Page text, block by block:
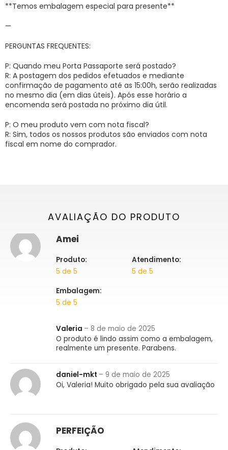
**Temos embalagem especial para presente**
—
PERGUNTAS FREQUENTES:
P: Quando meu Porta Passaporte será postado?
R: A postagem dos pedidos efetuados e mediante
confirmação de pagamento até as 15:00h, serão realizadas
no mesmo dia (em dias úteis). Após esse horário a
encomenda será postada no próximo dia útil.
P: O meu produto vem com nota fiscal?
R: Sim, todos os nossos produtos são enviados com nota
fiscal em nome do comprador.
AVALIAÇÃO DO PRODUTO
Amei
Produto:
5 de 5
Atendimento:
5 de 5
Embalagem:
5 de 5
Valeria – 8 de maio de 2025
O produto é lindo assim como a embalagem,
realmente um presente. Parabens.
daniel-mkt – 9 de maio de 2025
Oi, Valeria! Muito obrigado pela sua avaliação
PERFEIÇÃO